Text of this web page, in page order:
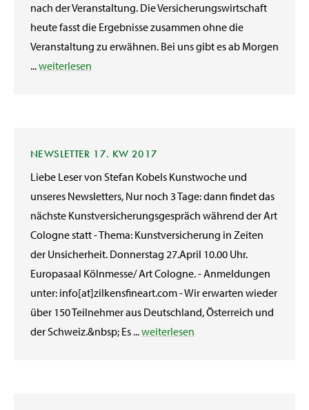
nach der Veranstaltung. Die Versicherungswirtschaft
heute fasst die Ergebnisse zusammen ohne die
Veranstaltung zu erwähnen. Bei uns gibt es ab Morgen
...weiterlesen
NEWSLETTER 17. KW 2017
Liebe Leser von Stefan Kobels Kunstwoche und
unseres Newsletters, Nur noch 3 Tage: dann findet das
nächste Kunstversicherungsgespräch während der Art
Cologne statt - Thema: Kunstversicherung in Zeiten
der Unsicherheit. Donnerstag 27.April 10.00 Uhr.
Europasaal Kölnmesse/ Art Cologne. - Anmeldungen
unter: info[at]zilkensfineart.com - Wir erwarten wieder
über 150 Teilnehmer aus Deutschland, Österreich und
der Schweiz.&nbsp; Es ...weiterlesen